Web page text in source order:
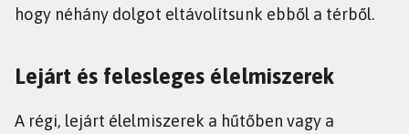
hogy néhány dolgot eltávolítsunk ebből a térből.
Lejárt és felesleges élelmiszerek
A régi, lejárt élelmiszerek a hűtőben vagy a